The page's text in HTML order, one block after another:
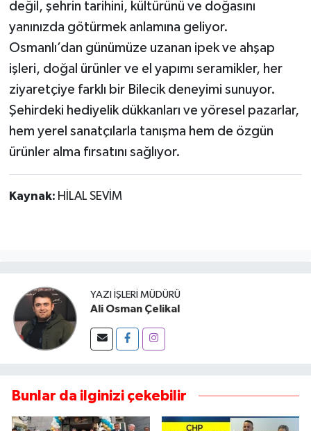
değil, şehrin tarihini, kültürünü ve doğasını
yanınızda götürmek anlamına geliyor.
Osmanlı’dan günümüze uzanan ipek ve ahşap
işleri, doğal ürünler ve el yapımı seramikler, her
ziyaretçiye farklı bir Bilecik deneyimi sunuyor.
Şehirdeki hediyelik dükkanları ve yöresel pazarlar,
hem yerel sanatçılarla tanışma hem de özgün
ürünler alma fırsatını sağlıyor.
Kaynak: HİLAL SEVİM
YAZI İŞLERI MÜDÜRÜ
Ali Osman Çelikal
Bunlar da ilginizi çekebilir